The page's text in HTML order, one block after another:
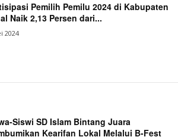
Pemilih Pemilu 2024 di Kabupaten
Naik 2,13 Persen dari...
2024
Siswi SD Islam Bintang Juara
Kearifan Lokal Melalui B-Fest